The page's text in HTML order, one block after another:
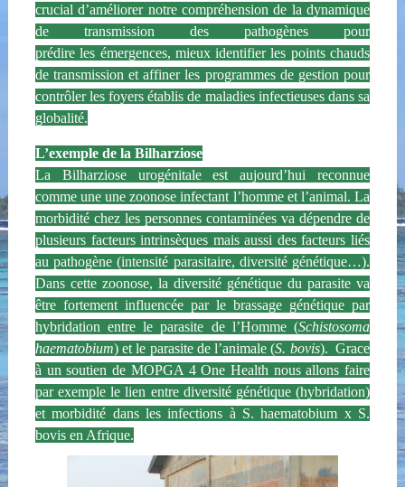
crucial d’améliorer notre compréhension de la dynamique
de transmission des pathogènes pour
prédire les émergences, mieux identifier les points chauds
de transmission et affiner les programmes de gestion pour
contrôler les foyers établis de maladies infectieuses dans sa
globalité.
L’exemple de la Bilharziose
La Bilharziose urogénitale est aujourd’hui reconnue
comme une une zoonose infectant l’homme et l’animal. La
morbidité chez les personnes contaminées va dépendre de
plusieurs facteurs intrinsèques mais aussi des facteurs liés
au pathogène (intensité parasitaire, diversité génétique…).
Dans cette zoonose, la diversité génétique du parasite va
être fortement influencée par le brassage génétique par
hybridation entre le parasite de l’Homme (Schistosoma
haematobium) et le parasite de l’animale (S. bovis). Grace
à un soutien de MOPGA 4 One Health nous allons faire
par exemple le lien entre diversité génétique (hybridation)
et morbidité dans les infections à S. haematobium x S.
bovis en Afrique.